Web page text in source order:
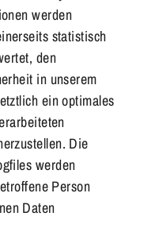
werden
statistisch
den
in unserem
ein optimales
Die
werden
Person
Daten